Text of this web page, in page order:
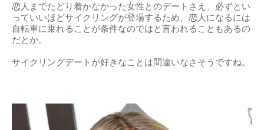
恋人までたどり着かなかった女性とのデートさえ、必ずとい
っていいほどサイクリングが登場するため、恋人になるには
自転車に乗れることが条件なのではと言われることもあるの
だとか。
サイクリングデートが好きなことは間違いなさそうですね。